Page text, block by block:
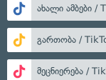
ახალი ამბები /
გართობა /
მეცნიერება /